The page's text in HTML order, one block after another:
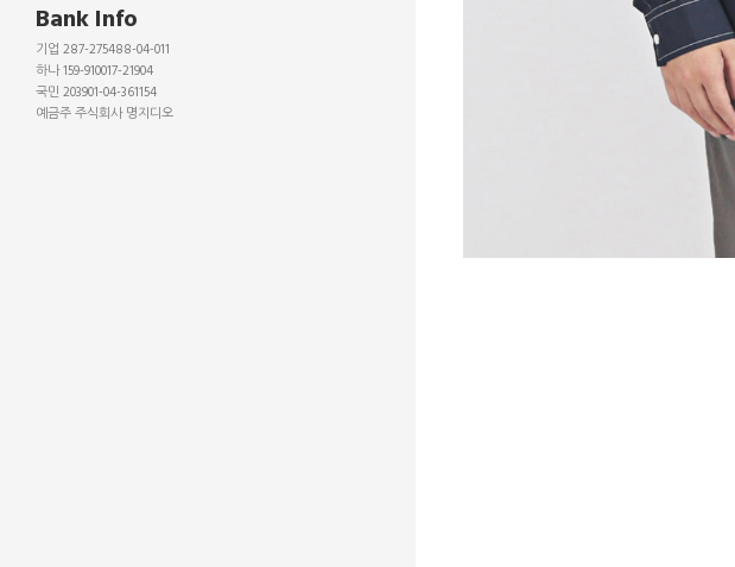
Bank Info
기업 287-275488-04-011
하나 159-910017-21904
국민 203901-04-361154
예금주 주식회사 명지디오